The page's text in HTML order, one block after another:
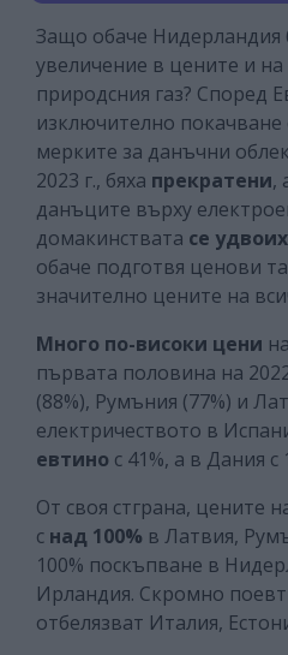
Защо обаче Нидерландия
увеличение в цените и
природсния газ? Според
изключително покачване
мерките за данъчни
2023 г., бяха прекратени,
данъците върху
домакинствата се
обаче подготвя ценови
значително цените на
Много по-високи цени
първата половина на
(88%), Румъния (77%) и
електричеството в
евтино с 41%, а в Дания с
От своя стграна, цените
с над 100% в Латвия,
100% поскъпване в
Ирландия. Скромно
отбелязват Италия,